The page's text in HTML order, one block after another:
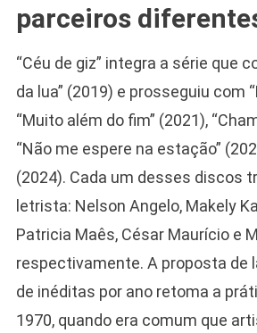
parceiros
“Céu de giz” integra a série que
da lua” (2019) e prosseguiu com
“Muito além do fim” (2021),
“Não me espere na estação”
(2024). Cada um desses discos
letrista: Nelson Angelo, Makely
Patricia Maês, César Maurício e
respectivamente. A proposta de
de inéditas por ano retoma a
1970, quando era comum que
Camiseta
Bolsonaro
2026 Pátria
10,00 S/
R$60,00
Ver no
LIVRE